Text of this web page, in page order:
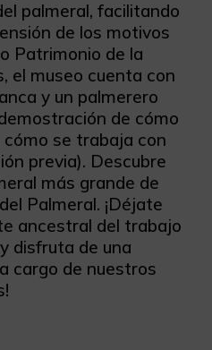
palmeral, facilitando
de los motivos
Patrimonio de la
el museo cuenta con
y un palmerero
de cómo
cómo se trabaja con
previa). Descubre
más grande de
Palmeral. ¡Déjate
ancestral del trabajo
disfruta de una
cargo de nuestros